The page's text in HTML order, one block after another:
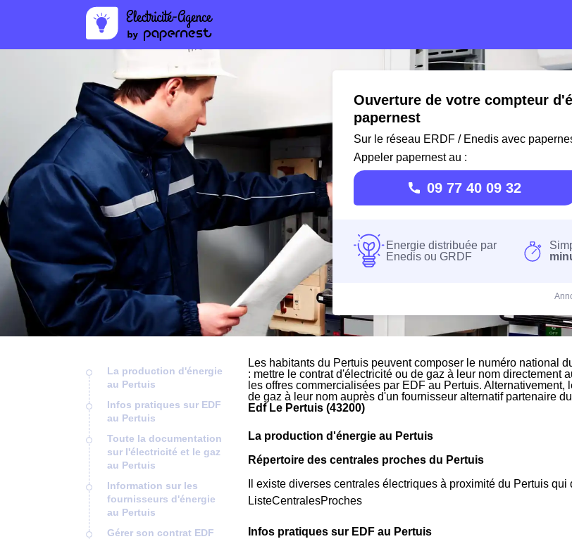
Ouverture de votre compteur
papernest
Sur le réseau ERDF / Enedis avec
Appeler papernest au :
09 77 40 09 32
Energie distribuée par
Enedis ou GRDF
La production d'énergie
au Pertuis
Infos pratiques sur EDF
au Pertuis
Toute la documentation
sur l'électricité et le gaz
au Pertuis
Information sur les
fournisseurs d'énergie
au Pertuis
Gérer son contrat EDF
Les habitants du Pertuis peuvent composer le numéro national
: mettre le contrat d'électricité ou de gaz à leur nom directement
les offres commercialisées par EDF au Pertuis.
de gaz à leur nom auprès d'un fournisseur alternatif partenaire
Edf Le Pertuis (43200)
La production d'énergie au Pertuis
Répertoire des centrales proches du Pertuis
Il existe diverses centrales électriques à proximité du Pertuis
ListeCentralesProches
Infos pratiques sur EDF au Pertuis